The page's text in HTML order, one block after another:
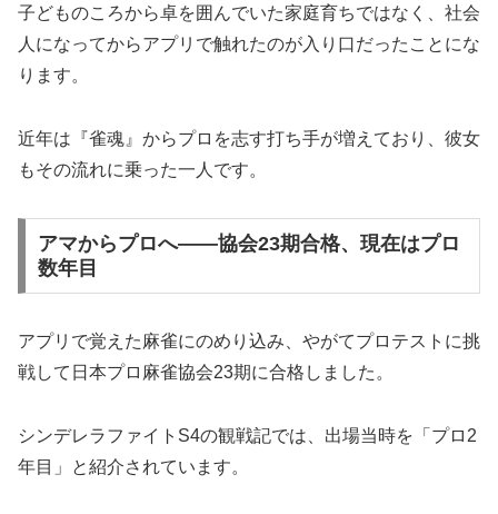
子どものころから卓を囲んでいた家庭育ちではなく、社会
人になってからアプリで触れたのが入り口だったことにな
ります。
近年は『雀魂』からプロを志す打ち手が増えており、彼女
もその流れに乗った一人です。
アマからプロへ――協会23期合格、現在はプロ
数年目
アプリで覚えた麻雀にのめり込み、やがてプロテストに挑
戦して日本プロ麻雀協会23期に合格しました。
シンデレラファイトS4の観戦記では、出場当時を「プロ2
年目」と紹介されています。